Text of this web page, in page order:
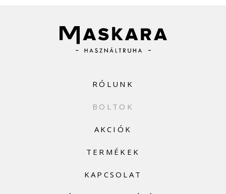
RÓLUNK
BOLTOK
AKCIÓK
TERMÉKEK
KAPCSOLAT